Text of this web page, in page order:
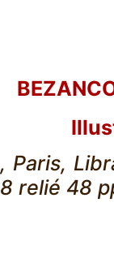
, Paris,
8 relié 48